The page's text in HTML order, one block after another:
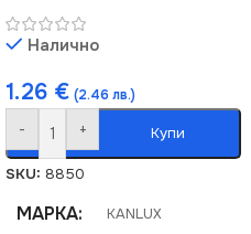
Налично
1.26 € (2.46 лв.)
- + Купи
SKU: 8850
МАРКА KANLUX